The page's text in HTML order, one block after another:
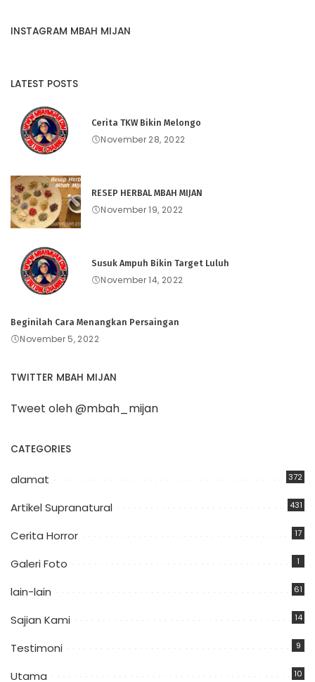
INSTAGRAM MBAH MIJAN
LATEST POSTS
Cerita TKW Bikin Melongo
November 28, 2022
RESEP HERBAL MBAH MIJAN
November 19, 2022
Susuk Ampuh Bikin Target Luluh
November 14, 2022
Beginilah Cara Menangkan Persaingan
November 5, 2022
TWITTER MBAH MIJAN
Tweet oleh @mbah_mijan
CATEGORIES
alamat 372
Artikel Supranatural 431
Cerita Horror 17
Galeri Foto 1
lain-lain 61
Sajian Kami 14
Testimoni 9
Utama 10